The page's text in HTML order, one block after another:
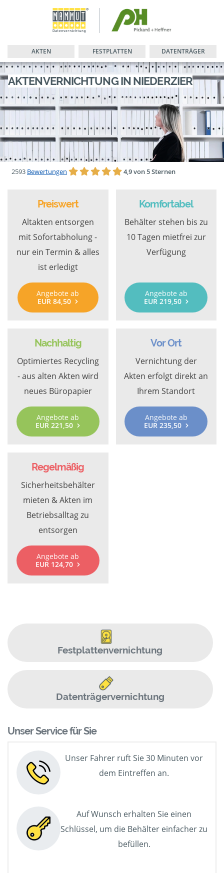
AKTEN FESTPLATTEN DATENTRÄGER
AKTENVERNICHTUNG IN NIEDERZIER
2593 Bewertungen 4,9 von 5 Sternen
Preiswert
Altakten entsorgen
mit Sofortabholung -
nur ein Termin & alles
ist erledigt
Angebote ab
EUR 84,50
Komfortabel
Behälter stehen bis zu
10 Tagen mietfrei zur
Verfügung
Angebote ab
EUR 219,50
Nachhaltig
Optimiertes Recycling
- aus alten Akten wird
neues Büropapier
Angebote ab
EUR 221,50
Vor Ort
Vernichtung der
Akten erfolgt direkt an
Ihrem Standort
Angebote ab
EUR 235,50
Regelmäßig
Sicherheitsbehälter
mieten & Akten im
Betriebsalltag zu
entsorgen
Angebote ab
EUR 124,70
Festplattenvernichtung
Datenträgervernichtung
Unser Service für Sie
Unser Fahrer ruft Sie 30 Minuten vor
dem Eintreffen an.
Auf Wunsch erhalten Sie einen
Schlüssel, um die Behälter einfacher zu
befüllen.